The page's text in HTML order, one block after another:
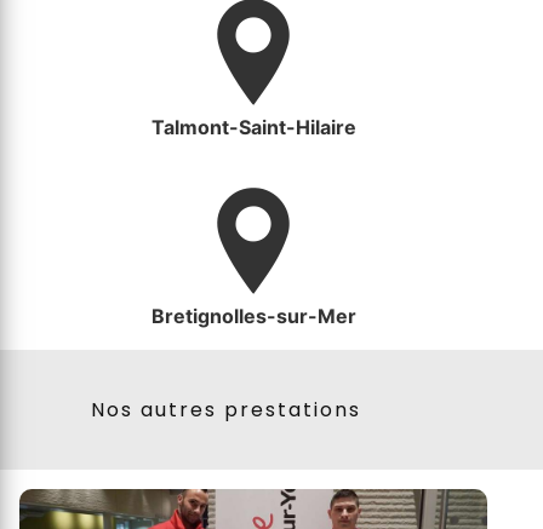
Talmont-Saint-Hilaire
Bretignolles-sur-Mer
Nos autres prestations